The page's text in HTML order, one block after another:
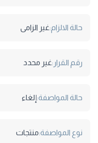
حالة الالزام:غير الزامى
رقم القرار:غير محدد
حالة المواصفة:إلغاء
نوع المواصفة:منتجات